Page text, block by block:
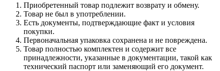
Приобретенный товар подлежит возврату и обмену.
Товар не был в употреблении.
Есть документы, подтверждающие факт и условия
покупки.
Первоначальная упаковка сохранена и не повреждена.
Товар полностью комплектен и содержит все
принадлежности, указанные в документации, такой как
технический паспорт или заменяющий его документ.